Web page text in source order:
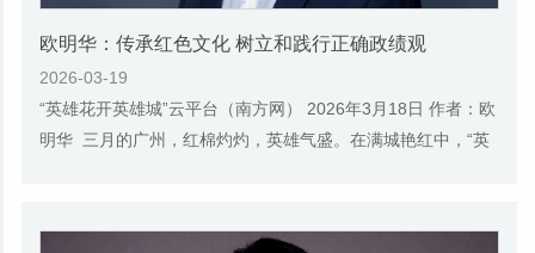
欧明华：传承红色文化 树立和践行正确政绩观
2026-03-19
“英雄花开英雄城”云平台（南方网） 2026年3月18日 作者：欧
明华 三月的广州，红棉灼灼，英雄气盛。在满城艳红中，“英